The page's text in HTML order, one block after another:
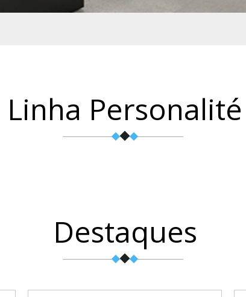
Linha Personalité
Destaques